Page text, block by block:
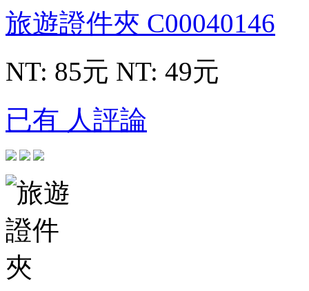
旅遊證件夾 C00040146
NT: 85元 NT: 49元
已有 人評論